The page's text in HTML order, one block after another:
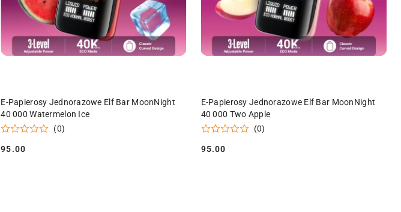
E-Papierosy Jednorazowe Elf Bar MoonNight
40 000 Watermelon Ice
(0)
Cena:
95.00
E-Papierosy Jednorazowe Elf Bar MoonNight
40 000 Two Apple
(0)
Cena:
95.00